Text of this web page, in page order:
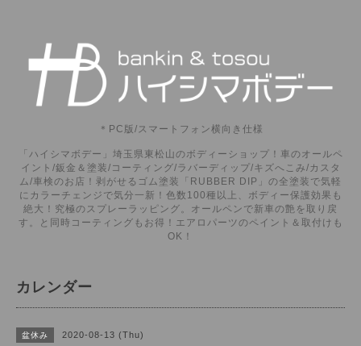
＊PC版/スマートフォン横向き仕様
「ハイシマボデー」埼玉県東松山のボディーショップ！車のオールペ
イント/鈑金＆塗装/コーティング/ラバーディップ/キズへこみ/カスタ
ム/車検のお店！剥がせるゴム塗装「RUBBER DIP」の全塗装で気軽
にカラーチェンジで気分一新！色数100種以上、ボディー保護効果も
絶大！究極のスプレーラッピング。オールペンで新車の艶を取り戻
す。と同時コーティングもお得！エアロパーツのペイント＆取付けも
OK！
カレンダー
盆休み 2020-08-13 (Thu)